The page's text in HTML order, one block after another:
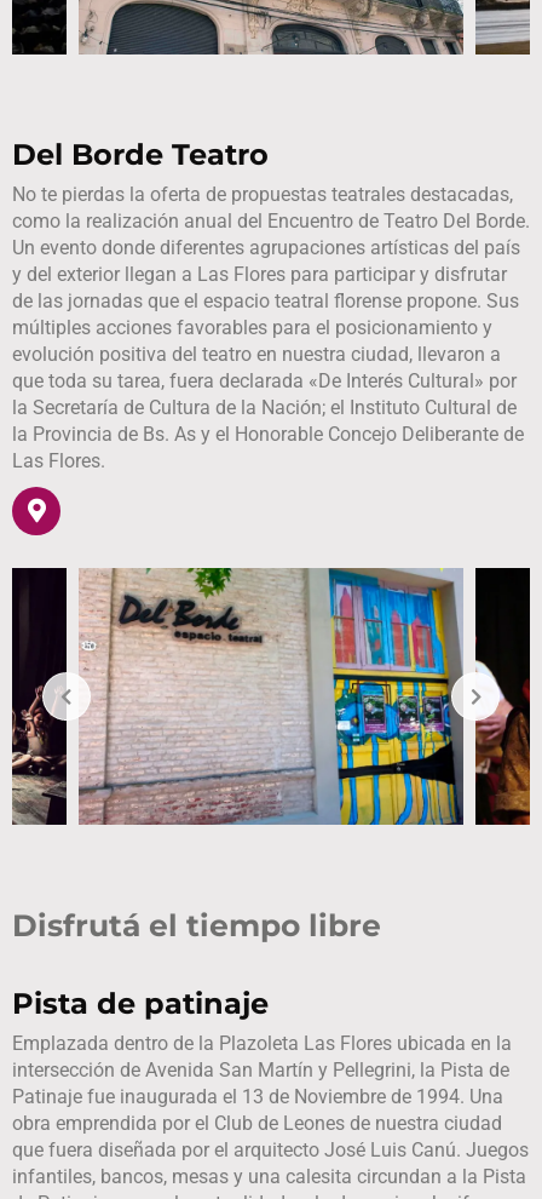
Del Borde Teatro
No te pierdas la oferta de propuestas teatrales destacadas,
como la realización anual del Encuentro de Teatro Del Borde.
Un evento donde diferentes agrupaciones artísticas del país
y del exterior llegan a Las Flores para participar y disfrutar
de las jornadas que el espacio teatral florense propone. Sus
múltiples acciones favorables para el posicionamiento y
evolución positiva del teatro en nuestra ciudad, llevaron a
que toda su tarea, fuera declarada «De Interés Cultural» por
la Secretaría de Cultura de la Nación; el Instituto Cultural de
la Provincia de Bs. As y el Honorable Concejo Deliberante de
Las Flores.
Disfrutá el tiempo libre
Pista de patinaje
Emplazada dentro de la Plazoleta Las Flores ubicada en la
intersección de Avenida San Martín y Pellegrini, la Pista de
Patinaje fue inaugurada el 13 de Noviembre de 1994. Una
obra emprendida por el Club de Leones de nuestra ciudad
que fuera diseñada por el arquitecto José Luis Canú. Juegos
infantiles, bancos, mesas y una calesita circundan a la Pista